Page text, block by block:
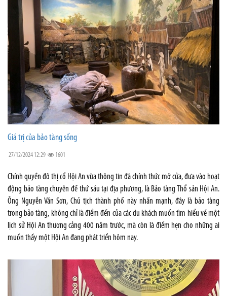
Giá trị của bảo tàng sống
27/12/2024 12:29 1601
Chính quyền đô thị cổ Hội An vừa thông tin đã chính thức mở cửa, đưa vào hoạt
động bảo tàng chuyên đề thứ sáu tại địa phương, là Bảo tàng Thổ sản Hội An.
Ông Nguyễn Văn Sơn, Chủ tịch thành phố này nhấn mạnh, đây là bảo tàng
trong bảo tàng, không chỉ là điểm đến của các du khách muốn tìm hiểu về một
lịch sử Hội An thương cảng 400 năm trước, mà còn là điểm hẹn cho những ai
muốn thấy một Hội An đang phát triển hôm nay.